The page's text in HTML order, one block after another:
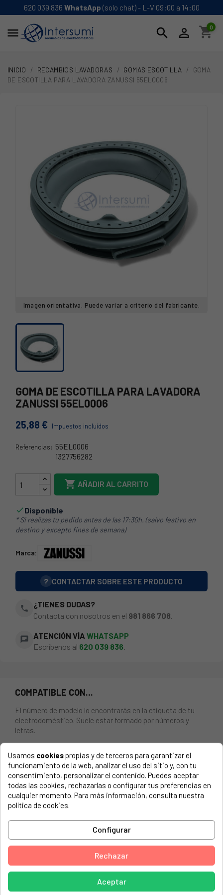
620 039 836 WhatsApp (solo chat) - L-V 09:00 a 14:00
 search  shopping_cart
0
INICIO RECAMBIOS LAVADORAS GOMAS ESCOTILLA
GOMA
DE ESCOTILLA PARA LAVADORA ZANUSSI 55EL0006
Imagen orientativa. Puede variar a criterio del fabricante.
GOMA DE ESCOTILLA PARA LAVADORA
ZANUSSI 55EL0006
25,88 € Impuestos incluidos
Referencias: 55EL0006
1327756282
 AÑADIR AL CARRITO
Disponible
* Si realizas tu pedido antes de las 17:30h. (salvo festivo en
destino y excepto fines de semana)
Marca:
? CONTACTAR SOBRE ESTE PRODUCTO
phone
¿TIENES DUDAS?
Contacta con nosotros en el 981 866 708
chat ATENCIÓN VÍA WHATSAPP
Escríbenos al 620 039 836.
COMPATIBLE CON...
El número de modelo lo encontrarás en la etiqueta de tu
electrodoméstico. Suele estar formado por números y
letras.
GOMA PUERTA DE ESCOTILLA PARA LAVADORA ZANUSSI
1327756233, 1327756282
AEG, 914912438/00 L61470FL
AEG, 914912438/01 L61470FL
AEG, 914912438/02 L61470FL
AEG, 914912439/00 L61670FL
AEG, 914912439/01 L61670FL
AEG, 91491243901 L61670FL
Usamos cookiespropias y de terceros para garantizar el
funcionamiento de la web, analizar el uso del sitio y, con tu
consentimiento, personalizar el contenido. Puedes aceptar
todas las cookies, rechazarlas o configurar tus preferencias en
cualquier momento. Para más información, consulta nuestra
política de cookies.
Configurar
Rechazar
Aceptar